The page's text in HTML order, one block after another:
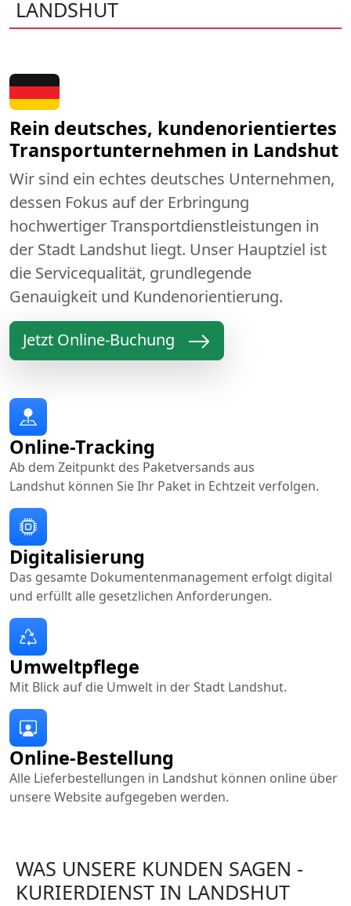
LANDSHUT
Rein deutsches, kundenorientiertes
Transportunternehmen in Landshut
Wir sind ein echtes deutsches Unternehmen,
dessen Fokus auf der Erbringung
hochwertiger Transportdienstleistungen in
der Stadt Landshut liegt. Unser Hauptziel ist
die Servicequalität, grundlegende
Genauigkeit und Kundenorientierung.
Jetzt Online-Buchung
Online-Bestellung
Alle Lieferbestellungen in Landshut können online über
unsere Website aufgegeben werden.
Online-Tracking
Ab dem Zeitpunkt des Paketversands aus
Landshut können Sie Ihr Paket in Echtzeit verfolgen.
Digitalisierung
Das gesamte Dokumentenmanagement erfolgt digital
und erfüllt alle gesetzlichen Anforderungen.
Umweltpflege
Mit Blick auf die Umwelt in der Stadt Landshut.
WAS UNSERE KUNDEN SAGEN -
KURIERDIENST IN LANDSHUT